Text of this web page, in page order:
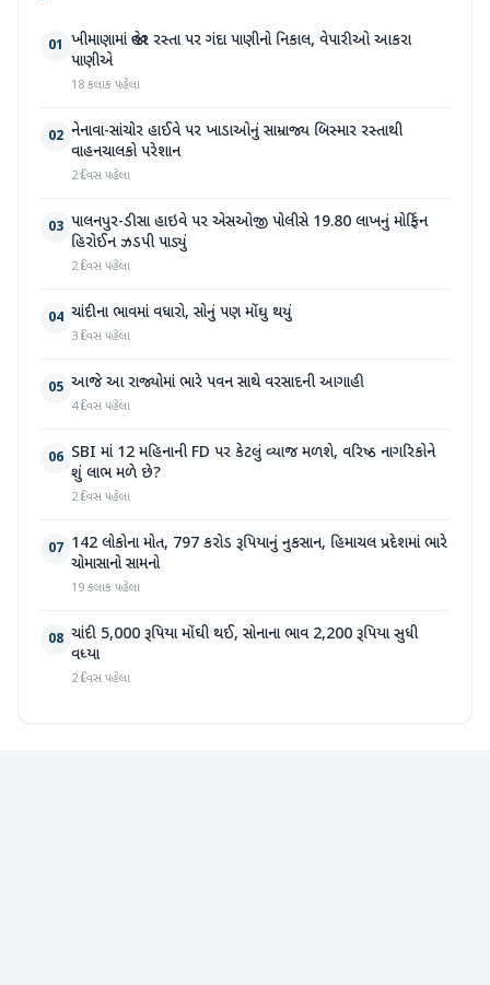
01 ખીમાણામાં જાહેર રસ્તા પર ગંદા પાણીનો નિકાલ, વેપારીઓ આકરા
પાણીએ
18 કલાક પહેલા
02 નેનાવા-સાંચોર હાઈવે પર ખાડાઓનું સામ્રાજ્ય બિસ્માર રસ્તાથી
વાહનચાલકો પરેશાન
2 દિવસ પહેલા
03 પાલનપુર-ડીસા હાઇવે પર એસઓજી પોલીસે 19.80 લાખનું મોર્ફિન
હિરોઈન ઝડપી પાડ્યું
2 દિવસ પહેલા
04 ચાંદીના ભાવમાં વધારો, સોનું પણ મોંઘુ થયું
3 દિવસ પહેલા
05 આજે આ રાજ્યોમાં ભારે પવન સાથે વરસાદની આગાહી
4 દિવસ પહેલા
06 SBI માં 12 મહિનાની FD પર કેટલું વ્યાજ મળશે, વરિષ્ઠ નાગરિકોને
શું લાભ મળે છે?
2 દિવસ પહેલા
07 142 લોકોના મોત, 797 કરોડ રૂપિયાનું નુકસાન, હિમાચલ પ્રદેશમાં ભારે
ચોમાસાનો સામનો
19 કલાક પહેલા
08 ચાંદી 5,000 રૂપિયા મોંઘી થઈ, સોનાના ભાવ 2,200 રૂપિયા સુધી
વધ્યા
2 દિવસ પહેલા